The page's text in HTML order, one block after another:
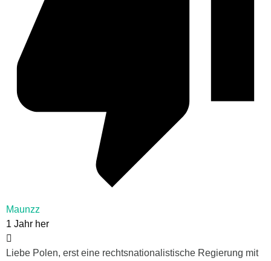
Maunzz
1 Jahr her
Liebe Polen, erst eine rechtsnationalistische Regierung mit